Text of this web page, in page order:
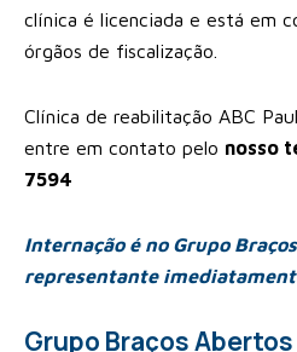
clínica é licenciada e está em
órgãos de fiscalização.
Clínica de reabilitação ABC
entre em contato pelo nosso
7594
Internação é no Grupo
representante
Grupo Braços